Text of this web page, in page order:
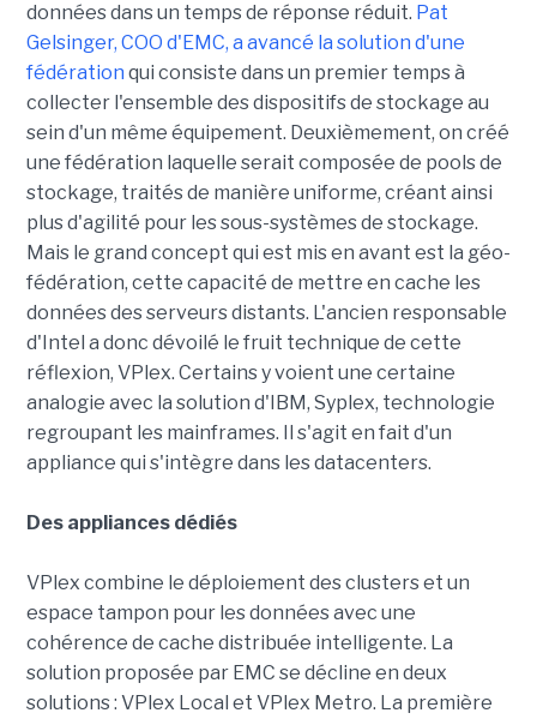
données dans un temps de réponse réduit. Pat
Gelsinger, COO d'EMC, a avancé la solution d'une
fédération qui consiste dans un premier temps à
collecter l'ensemble des dispositifs de stockage au
sein d'un même équipement. Deuxièmement, on créé
une fédération laquelle serait composée de pools de
stockage, traités de manière uniforme, créant ainsi
plus d'agilité pour les sous-systèmes de stockage.
Mais le grand concept qui est mis en avant est la géo-
fédération, cette capacité de mettre en cache les
données des serveurs distants. L'ancien responsable
d'Intel a donc dévoilé le fruit technique de cette
réflexion, VPlex. Certains y voient une certaine
analogie avec la solution d'IBM, Syplex, technologie
regroupant les mainframes. Il s'agit en fait d'un
appliance qui s'intègre dans les datacenters.
Des appliances dédiés
VPlex combine le déploiement des clusters et un
espace tampon pour les données avec une
cohérence de cache distribuée intelligente. La
solution proposée par EMC se décline en deux
solutions : VPlex Local et VPlex Metro. La première